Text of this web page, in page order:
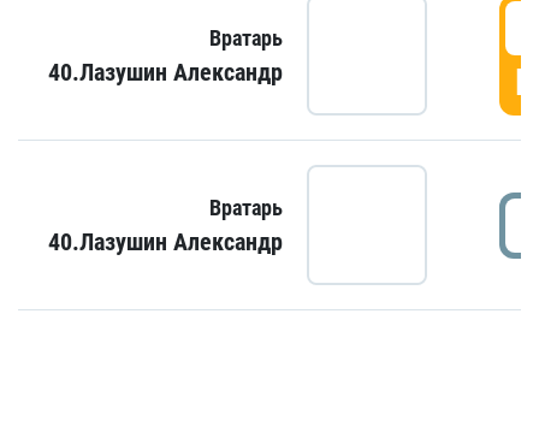
Вратарь
40.Лазушин Александр
Вратарь
40.Лазушин Александр